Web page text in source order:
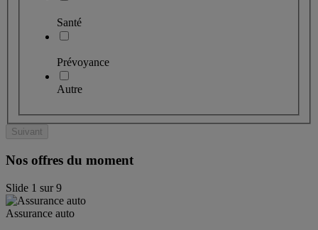
Santé
Prévoyance
Autre
Suivant
Nos offres du moment
Slide 1 sur9
Assurance auto